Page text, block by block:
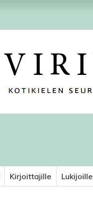
Kirjoittajille Lukijoille